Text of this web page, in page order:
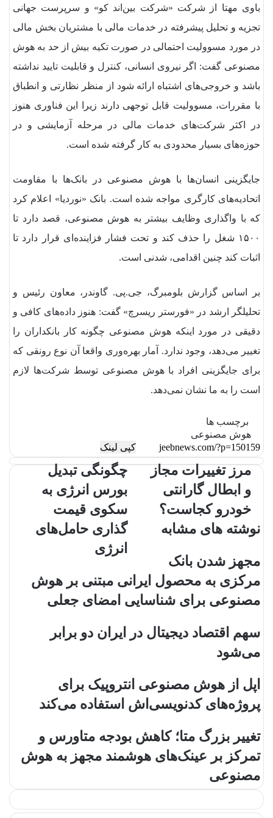
باوی مهتا از شرکت «شرکت بین‌اند کو» و سرپرست جهانی
تجزیه و تحلیل پیشرفته در خدمات مالی با مشتریان بخش مالی
در مورد مسوولیت احتمالی در صورت تکیه بیش از حد به هوش
مصنوعی گفت: اگر نیروی انسانی، کنترل و قابلیت تایید نداشته
باشد و خروجی‌های اشتباه ارائه شود از منظر نظارتی و انطباق
با مقررات، مسوولیت قابل توجهی دارند زیرا این فناوری هنوز
در اکثر شرکت‌های خدمات مالی در مرحله آزمایشی و در
حوزه‌های بسیار محدودی به کار گرفته‌ شده‌ است.
جایگزینی انسان‌ها با هوش مصنوعی در بانک‌ها با مقاومت
اتحادیه‌های کارگری مواجه شده است. بانک «نوردیا» اعلام کرد
که با واگذاری وظایف بیشتر به هوش مصنوعی، قصد دارد تا
۱۵۰۰ شغل را حذف کند و تحت فشار فزاینده‌ای قرار دارد تا
اثبات کند چنین اقدامی، شدنی است.
بر اساس گزارش بلومبرگ، جی.پی. گاوندر، معاون رئیس و
تحلیلگر ارشد در «فورستر ریسرچ» گفت: هنوز داده‌های کافی و
دقیقی در مورد اینکه هوش مصنوعی چگونه کار بانکداران را
تغییر می‌دهد، وجود ندارد. آمار بهره‌وری واقعا آن نوع رونقی که
برای جایگزینی افراد با هوش مصنوعی توسط شرکت‌ها لازم
است را به ما نشان نمی‌دهد.
برچسب ها
هوش مصنوعی
کپی لینک
چگونگی تبدیل
بورس انرژی به
سکوی قیمت
گذاری حامل‌های
انرژی
مرز تغییرات مجاز
و ابطال گارانتی
خودرو کجاست؟
نوشته های مشابه
مجهز شدن بانک
مرکزی به محصول ایرانی مبتنی بر هوش
مصنوعی برای شناسایی امضای جعلی
سهم اقتصاد دیجیتال در ایران دو برابر
می‌شود
اپل از هوش مصنوعی انتروپیک برای
پروژه‌های کدنویسی‌اش استفاده می‌کند
تغییر بزرگ متا؛ کاهش بودجه متاورس و
تمرکز بر عینک‌های هوشمند مجهز به هوش
مصنوعی